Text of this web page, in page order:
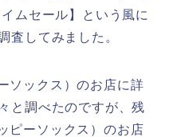
ムセール】という風に
査してみました。
ソックス）のお店に詳
と調べたのですが、残
ピーソックス）のお店